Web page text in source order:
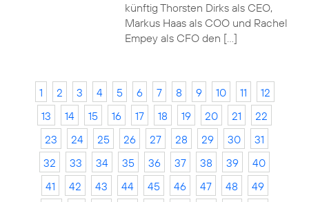
künftig Thorsten Dirks als CEO,
Markus Haas als COO und Rachel
Empey als CFO den […]
1 2 3 4 5 6 7 8 9 10 11
12
13
14 15 16 17 18 19 20 21
22
23
24 25 26 27 28 29 30
31
32
33 34 35 36 37 38 39
40
41
42 43 44 45 46 47 48
49